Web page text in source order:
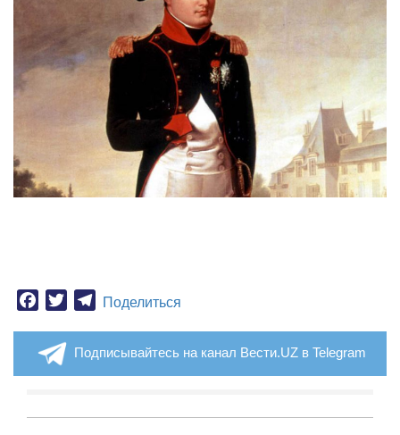
Facebook
TwitterTelegram
Поделиться
Подписывайтесь на канал Вести.UZ в Telegram